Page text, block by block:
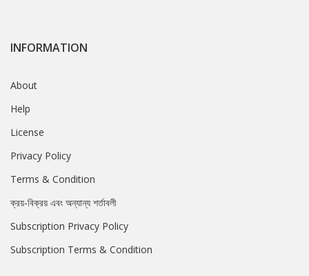
INFORMATION
About
Help
License
Privacy Policy
Terms & Condition
ক্রয়-বিক্রয় এবং অন্যান্য শর্তাবলী
Subscription Privacy Policy
Subscription Terms & Condition